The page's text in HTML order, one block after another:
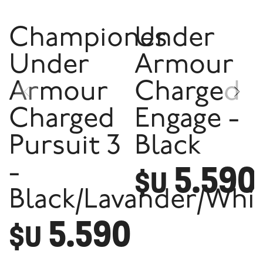
Championes
Under
Armour
Charged
Pursuit 3
-
Black/Lavander/
$U 5.590
Under
Armour
Charged
Engage -
Black
$U 5.590